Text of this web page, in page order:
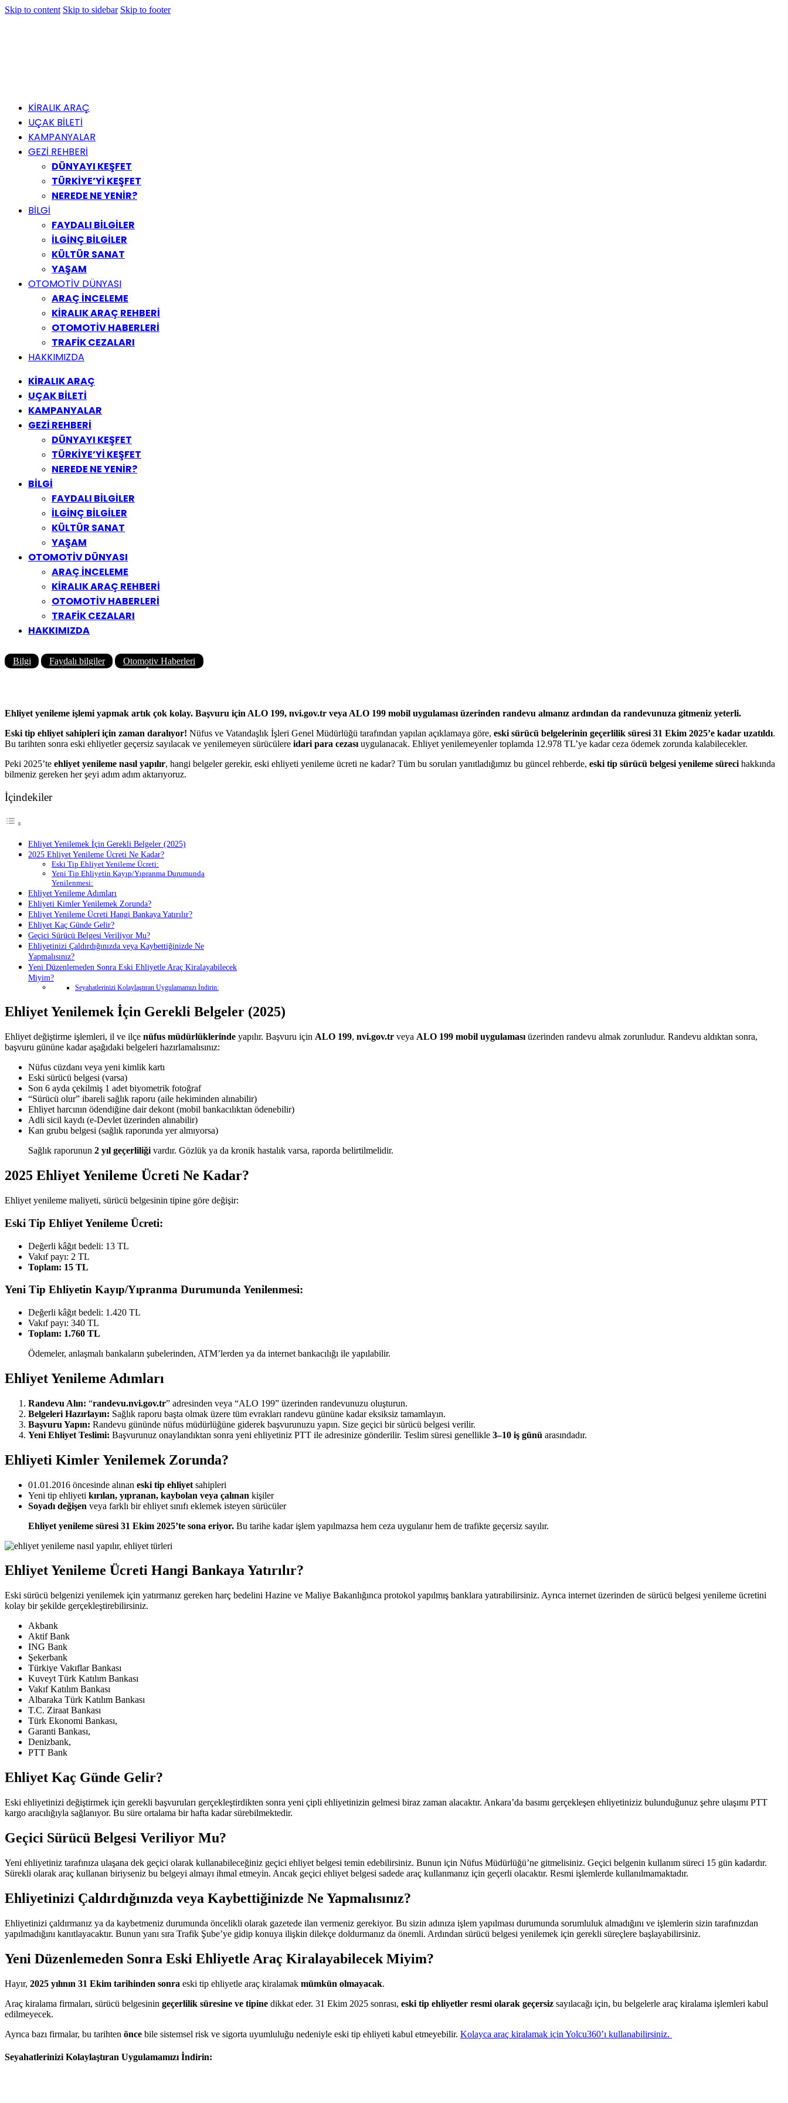
Skip to content Skip to sidebar Skip to footer
KİRALIK ARAÇ
UÇAK BİLETİ
KAMPANYALAR
GEZİ REHBERİ
DÜNYAYI KEŞFET
TÜRKİYE’Yİ KEŞFET
NEREDE NE YENİR?
BİLGİ
FAYDALI BİLGİLER
İLGİNÇ BİLGİLER
KÜLTÜR SANAT
YAŞAM
OTOMOTİV DÜNYASI
ARAÇ İNCELEME
KİRALIK ARAÇ REHBERİ
OTOMOTİV HABERLERİ
TRAFİK CEZALARI
HAKKIMIZDA
KİRALIK ARAÇ
UÇAK BİLETİ
KAMPANYALAR
GEZİ REHBERİ
DÜNYAYI KEŞFET
TÜRKİYE’Yİ KEŞFET
NEREDE NE YENİR?
BİLGİ
FAYDALI BİLGİLER
İLGİNÇ BİLGİLER
KÜLTÜR SANAT
YAŞAM
OTOMOTİV DÜNYASI
ARAÇ İNCELEME
KİRALIK ARAÇ REHBERİ
OTOMOTİV HABERLERİ
TRAFİK CEZALARI
HAKKIMIZDA
Bilgi Faydalı bilgiler Otomotiv Haberleri
Ehliyet yenileme işlemi yapmak artık çok kolay. Başvuru için ALO 199, nvi.gov.tr veya ALO 199 mobil uygulaması üzerinden randevu almanız ardından da randevunuza gitmeniz yeterli.
Eski tip ehliyet sahipleri için zaman daralıyor! Nüfus ve Vatandaşlık İşleri Genel Müdürlüğü tarafından yapılan açıklamaya göre, eski sürücü belgelerinin geçerlilik süresi 31 Ekim 2025’e kadar uzatıldı.
Bu tarihten sonra eski ehliyetler geçersiz sayılacak ve yenilemeyen sürücülere idari para cezası uygulanacak. Ehliyet yenilemeyenler toplamda 12.978 TL’ye kadar ceza ödemek zorunda kalabilecekler.
Peki 2025’te ehliyet yenileme nasıl yapılır, hangi belgeler gerekir, eski ehliyeti yenileme ücreti ne kadar? Tüm bu soruları yanıtladığımız bu güncel rehberde, eski tip sürücü belgesi yenileme süreci hakkında
bilmeniz gereken her şeyi adım adım aktarıyoruz.
İçindekiler
Ehliyet Yenilemek İçin Gerekli Belgeler (2025)
2025 Ehliyet Yenileme Ücreti Ne Kadar?
Eski Tip Ehliyet Yenileme Ücreti:
Yeni Tip Ehliyetin Kayıp/Yıpranma Durumunda
Yenilenmesi:
Ehliyet Yenileme Adımları
Ehliyeti Kimler Yenilemek Zorunda?
Ehliyet Yenileme Ücreti Hangi Bankaya Yatırılır?
Ehliyet Kaç Günde Gelir?
Geçici Sürücü Belgesi Veriliyor Mu?
Ehliyetinizi Çaldırdığınızda veya Kaybettiğinizde Ne
Yapmalısınız?
Yeni Düzenlemeden Sonra Eski Ehliyetle Araç Kiralayabilecek
Miyim?
Seyahatlerinizi Kolaylaştıran Uygulamamızı İndirin:
Ehliyet Yenilemek İçin Gerekli Belgeler (2025)
Ehliyet değiştirme işlemleri, il ve ilçe nüfus müdürlüklerinde yapılır. Başvuru için ALO 199, nvi.gov.tr veya ALO 199 mobil uygulaması üzerinden randevu almak zorunludur. Randevu aldıktan sonra,
başvuru gününe kadar aşağıdaki belgeleri hazırlamalısınız:
Nüfus cüzdanı veya yeni kimlik kartı
Eski sürücü belgesi (varsa)
Son 6 ayda çekilmiş 1 adet biyometrik fotoğraf
“Sürücü olur” ibareli sağlık raporu (aile hekiminden alınabilir)
Ehliyet harcının ödendiğine dair dekont (mobil bankacılıktan ödenebilir)
Adli sicil kaydı (e-Devlet üzerinden alınabilir)
Kan grubu belgesi (sağlık raporunda yer almıyorsa)
Sağlık raporunun 2 yıl geçerliliği vardır. Gözlük ya da kronik hastalık varsa, raporda belirtilmelidir.
2025 Ehliyet Yenileme Ücreti Ne Kadar?
Ehliyet yenileme maliyeti, sürücü belgesinin tipine göre değişir:
Eski Tip Ehliyet Yenileme Ücreti:
Değerli kâğıt bedeli: 13 TL
Vakıf payı: 2 TL
Toplam: 15 TL
Yeni Tip Ehliyetin Kayıp/Yıpranma Durumunda Yenilenmesi:
Değerli kâğıt bedeli: 1.420 TL
Vakıf payı: 340 TL
Toplam: 1.760 TL
Ödemeler, anlaşmalı bankaların şubelerinden, ATM’lerden ya da internet bankacılığı ile yapılabilir.
Ehliyet Yenileme Adımları
Randevu Alın: “randevu.nvi.gov.tr” adresinden veya “ALO 199” üzerinden randevunuzu oluşturun.
Belgeleri Hazırlayın: Sağlık raporu başta olmak üzere tüm evrakları randevu gününe kadar eksiksiz tamamlayın.
Başvuru Yapın: Randevu gününde nüfus müdürlüğüne giderek başvurunuzu yapın. Size geçici bir sürücü belgesi verilir.
Yeni Ehliyet Teslimi: Başvurunuz onaylandıktan sonra yeni ehliyetiniz PTT ile adresinize gönderilir. Teslim süresi genellikle 3–10 iş günü arasındadır.
Ehliyeti Kimler Yenilemek Zorunda?
01.01.2016 öncesinde alınan eski tip ehliyet sahipleri
Yeni tip ehliyeti kırılan, yıpranan, kaybolan veya çalınan kişiler
Soyadı değişen veya farklı bir ehliyet sınıfı eklemek isteyen sürücüler
Ehliyet yenileme süresi 31 Ekim 2025’te sona eriyor. Bu tarihe kadar işlem yapılmazsa hem ceza uygulanır hem de trafikte geçersiz sayılır.
Ehliyet Yenileme Ücreti Hangi Bankaya Yatırılır?
Eski sürücü belgenizi yenilemek için yatırmanız gereken harç bedelini Hazine ve Maliye Bakanlığınca protokol yapılmış banklara yatırabilirsiniz. Ayrıca internet üzerinden de sürücü belgesi yenileme ücretini
kolay bir şekilde gerçekleştirebilirsiniz.
Akbank
Aktif Bank
ING Bank
Şekerbank
Türkiye Vakıflar Bankası
Kuveyt Türk Katılım Bankası
Vakıf Katılım Bankası
Albaraka Türk Katılım Bankası
T.C. Ziraat Bankası
Türk Ekonomi Bankası,
Garanti Bankası,
Denizbank,
PTT Bank
Ehliyet Kaç Günde Gelir?
Eski ehliyetinizi değiştirmek için gerekli başvuruları gerçekleştirdikten sonra yeni çipli ehliyetinizin gelmesi biraz zaman alacaktır. Ankara’da basımı gerçekleşen ehliyetiniziz bulunduğunuz şehre ulaşımı PTT
kargo aracılığıyla sağlanıyor. Bu süre ortalama bir hafta kadar sürebilmektedir.
Geçici Sürücü Belgesi Veriliyor Mu?
Yeni ehliyetiniz tarafınıza ulaşana dek geçici olarak kullanabileceğiniz geçici ehliyet belgesi temin edebilirsiniz. Bunun için Nüfus Müdürlüğü’ne gitmelisiniz. Geçici belgenin kullanım süreci 15 gün kadardır.
Sürekli olarak araç kullanan biriyseniz bu belgeyi almayı ihmal etmeyin. Ancak geçici ehliyet belgesi sadede araç kullanmanız için geçerli olacaktır. Resmi işlemlerde kullanılmamaktadır.
Ehliyetinizi Çaldırdığınızda veya Kaybettiğinizde Ne Yapmalısınız?
Ehliyetinizi çaldırmanız ya da kaybetmeniz durumunda öncelikli olarak gazetede ilan vermeniz gerekiyor. Bu sizin adınıza işlem yapılması durumunda sorumluluk almadığını ve işlemlerin sizin tarafınızdan
yapılmadığını kanıtlayacaktır. Bunun yanı sıra Trafik Şube’ye gidip konuya ilişkin dilekçe doldurmanız da önemli. Ardından sürücü belgesi yenilemek için gerekli süreçlere başlayabilirsiniz.
Yeni Düzenlemeden Sonra Eski Ehliyetle Araç Kiralayabilecek Miyim?
Hayır, 2025 yılının 31 Ekim tarihinden sonra eski tip ehliyetle araç kiralamak mümkün olmayacak.
Araç kiralama firmaları, sürücü belgesinin geçerlilik süresine ve tipine dikkat eder. 31 Ekim 2025 sonrası, eski tip ehliyetler resmi olarak geçersiz sayılacağı için, bu belgelerle araç kiralama işlemleri kabul
edilmeyecek.
Ayrıca bazı firmalar, bu tarihten önce bile sistemsel risk ve sigorta uyumluluğu nedeniyle eski tip ehliyeti kabul etmeyebilir. Kolayca araç kiralamak için Yolcu360’ı kullanabilirsiniz.
Seyahatlerinizi Kolaylaştıran Uygulamamızı İndirin: